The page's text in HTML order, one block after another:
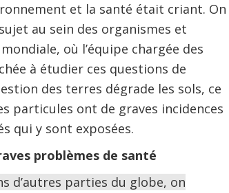
et la santé était criant. On
au sein des organismes et
où l’équipe chargée des
à étudier ces questions de
des terres dégrade les sols, ce
particules ont de graves incidences
qui y sont exposées.
problèmes de santé
d’autres parties du globe, on